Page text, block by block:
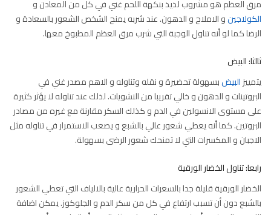
مرق العظم هو مشروب لذيذ بنكهة اللحم غني في كل من المعادن و
الكولاجينو الاملاح و الدهون. عند شربه يمنح الشخص الشعور بالسعادة و
الرضا كما لو أنه تناول الوجبة التي شرب مرق العظم المطبوخ معها.
ثالثا: البيض
يتمييزالبيضبسهولة تحضيرة و نقله وتناوله و الاهم مصدر غني في
البروتينات و الدهون و خالي تقريبا من النشويات. لذلك عند تناوله لا يؤثر كثيرة
على مستوى الانسولين في الدم و كذلك السكر مقارنة مع غيره من مصادر
البروتين. كما أنه يعطي شعور عالي بالشبع و يصعب الاستمرار في تناوله مثل
الاجبان و المكسرات التي لا تمنحك شعور الرضى بسهولة.
رابعا: تناول الخضار الورقية
الخضار الورقية قليلة جدا بالسعرات الحرارية عالية بالالياف التي تعطي الشعور
بالشبع دون أن تسبب ارتفاع في كل من سكر الدم و الجلوكوز. يمكن اضافة